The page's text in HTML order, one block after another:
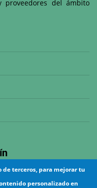
proveedores del ámbito
de terceros, para mejorar tu
personalizado en